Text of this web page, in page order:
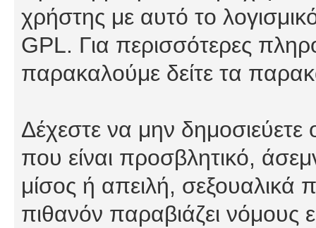
χρήστης με αυτό το
GPL. Για περισσότερες
παρακαλούμε δείτε τα
Δέχεστε να μην
που είναι προσβλητικό,
μίσος ή απειλή, σεξουαλικά
πιθανόν παραβιάζει νόμους